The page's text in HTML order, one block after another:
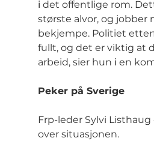
i det offentlige rom.
største alvor, og jobber
bekjempe. Politiet
fullt, og det er viktig at
arbeid, sier hun i en
Peker på Sverige
Frp-leder Sylvi
over situasjonen.